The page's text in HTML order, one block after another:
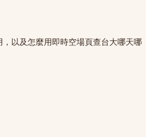
以及怎麼用即時空場頁查台大哪天哪